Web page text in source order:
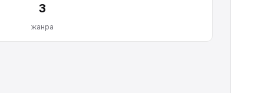
3
жанра